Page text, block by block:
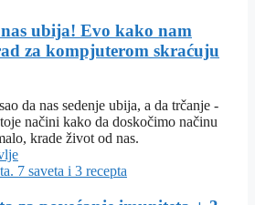
ubija! Evo kako nam
za kompjuterom skraćuju
da nas sedenje ubija, a da trčanje -
načini kako da doskočimo načinu
krade život od nas.